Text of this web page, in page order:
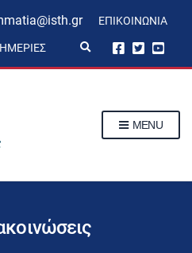
ΕΠΙΚΟΙΝΩΝΊΑ
p
m
MENU